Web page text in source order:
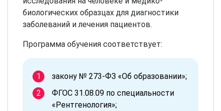
биологических образцах для диагностики
заболеваний и лечения пациентов.
Программа обучения соответствует:
закону № 273-ФЗ «Об образовании»;
ФГОС 31.08.09 по специальности
«Рентгенология»;